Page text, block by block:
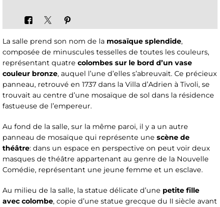
La salle prend son nom de la mosaïque splendide,
composée de minuscules tesselles de toutes les couleurs,
représentant quatre colombes sur le bord d’un vase
couleur bronze, auquel l’une d’elles s’abreuvait. Ce précieux
panneau, retrouvé en 1737 dans la Villa d’Adrien à Tivoli, se
trouvait au centre d’une mosaïque de sol dans la résidence
fastueuse de l’empereur.
Au fond de la salle, sur la même paroi, il y a un autre
panneau de mosaïque qui représente une scène de
théâtre: dans un espace en perspective on peut voir deux
masques de théâtre appartenant au genre de la Nouvelle
Comédie, représentant une jeune femme et un esclave.
Au milieu de la salle, la statue délicate d’une petite fille
avec colombe, copie d’une statue grecque du II siècle avant